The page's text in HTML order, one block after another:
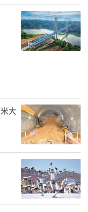
动就业技术培训
又新增了“商洛
”，组成新的商
电话咨询9家驾
士达、新潮、东
飞翔、商运司、
在介绍驾考培训
；C2自动挡3280
大